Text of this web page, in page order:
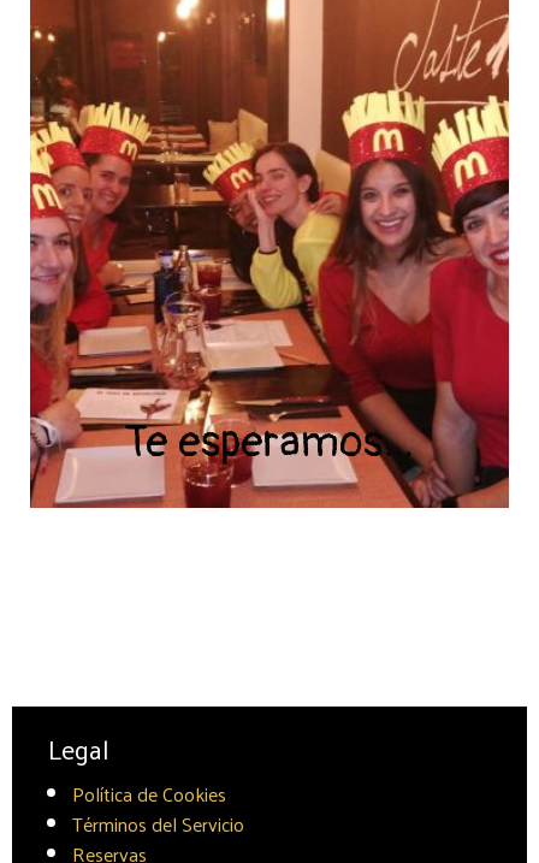
Te esperamos…
Legal
Política de Cookies
Términos del Servicio
Reservas